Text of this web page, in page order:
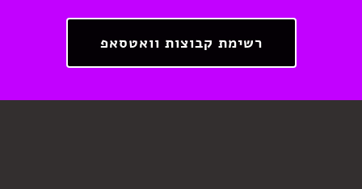
רשימת קבוצות וואטסאפ